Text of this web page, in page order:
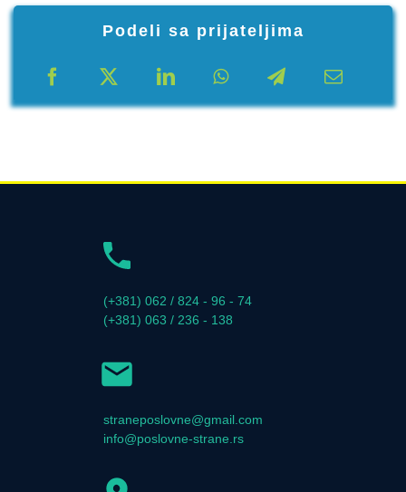
Podeli sa prijateljima
(+381) 062 / 824 - 96 - 74
(+381) 063 / 236 - 138
straneposlovne@gmail.com
info@poslovne-strane.rs